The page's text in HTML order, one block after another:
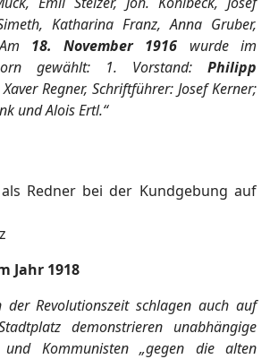
Katharina Franz, Anna Gruber,
18. November 1916 wurde im
gewählt: 1. Vorstand: Philipp
Regner, Schriftführer: Josef Kerner;
und Alois Ertl.“
Redner bei der Kundgebung auf
Jahr 1918
der Revolutionszeit schlagen auch auf
demonstrieren unabhängige
und Kommunisten „gegen die alten